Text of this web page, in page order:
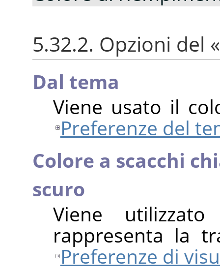
5.32.2. Opzioni del «
Dal tema
Viene usato il
Preferenze del
Colore a scacchi
scuro
Viene
rappresenta la
Preferenze di